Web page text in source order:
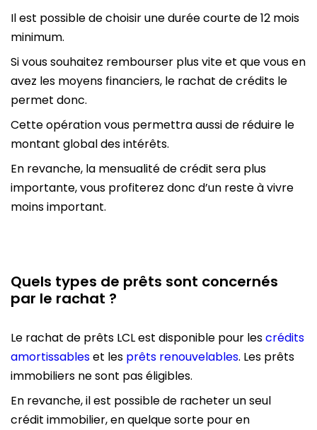
Il est possible de choisir une durée courte de 12 mois
minimum.
Si vous souhaitez rembourser plus vite et que vous en
avez les moyens financiers, le rachat de crédits le
permet donc.
Cette opération vous permettra aussi de réduire le
montant global des intérêts.
En revanche, la mensualité de crédit sera plus
importante, vous profiterez donc d’un reste à vivre
moins important.
Quels types de prêts sont concernés
par le rachat ?
Le rachat de prêts LCL est disponible pour lescrédits
amortissableset les prêts renouvelables. Les prêts
immobiliers ne sont pas éligibles.
En revanche, il est possible de racheter un seul
crédit immobilier, en quelque sorte pour en